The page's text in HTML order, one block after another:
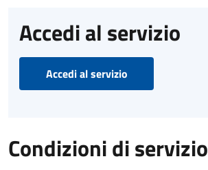
Accedi al servizio
Accedi al servizio
Condizioni di servizio